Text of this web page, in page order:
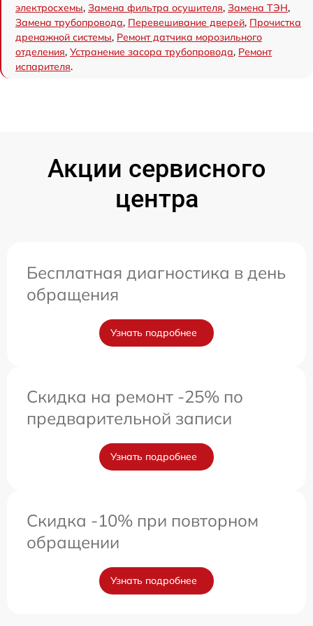
электросхемы, Замена фильтра осушителя, Замена ТЭН,
Замена трубопровода, Перевешивание дверей, Прочистка
дренажной системы, Ремонт датчика морозильного
отделения, Устранение засора трубопровода, Ремонт
испарителя.
Акции сервисного
центра
Бесплатная диагностика в день
обращения
Узнать подробнее
Скидка на ремонт -25% по
предварительной записи
Узнать подробнее
Скидка -10% при повторном
обращении
Узнать подробнее